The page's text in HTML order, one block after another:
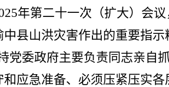
年第二十一次（扩大）会
县山洪灾害作出的重要指
党委政府主要负责同志亲自
应急准备、必须压紧压实